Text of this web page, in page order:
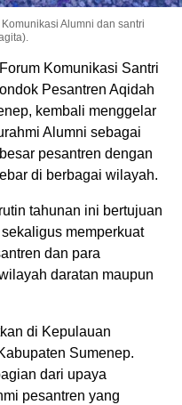
Alumni dan santri
Forum Komunikasi Santri
Pesantren Aqidah
kembali menggelar
Alumni sebagai
pesantren dengan
di berbagai wilayah.
tahunan ini bertujuan
memperkuat
dan para
daratan maupun
di Kepulauan
Sumenep.
dari upaya
pesantren yang